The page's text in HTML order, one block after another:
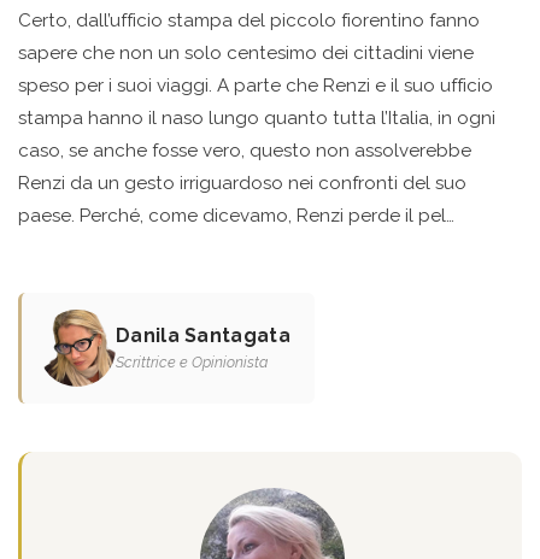
Certo, dall’ufficio stampa del piccolo fiorentino fanno
sapere che non un solo centesimo dei cittadini viene
speso per i suoi viaggi. A parte che Renzi e il suo ufficio
stampa hanno il naso lungo quanto tutta l’Italia, in ogni
caso, se anche fosse vero, questo non assolverebbe
Renzi da un gesto irriguardoso nei confronti del suo
paese. Perché, come dicevamo, Renzi perde il pel…
Danila Santagata
Scrittrice e Opinionista